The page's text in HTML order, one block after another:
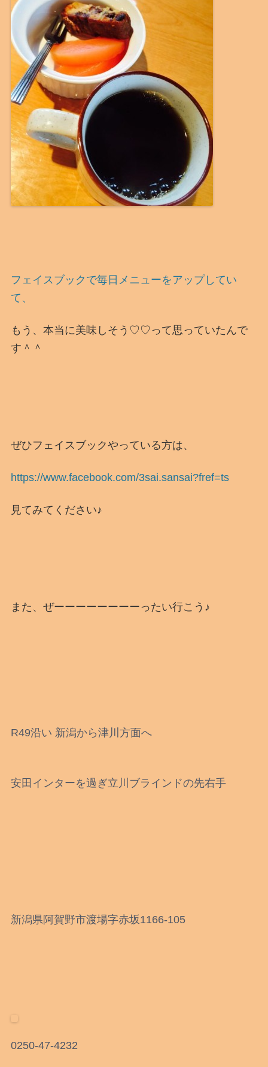
フェイスブックで毎日メニューをアップしてい
て、
もう、本当に美味しそう♡♡って思っていたんで
す＾＾
ぜひフェイスブックやっている方は、
https://www.facebook.com/3sai.sansai?fref=ts
見てみてください♪
また、ぜーーーーーーーーったい行こう♪
R49沿い 新潟から津川方面へ
安田インターを過ぎ立川ブラインドの先右手
新潟県阿賀野市渡場字赤坂1166-105
0250-47-4232